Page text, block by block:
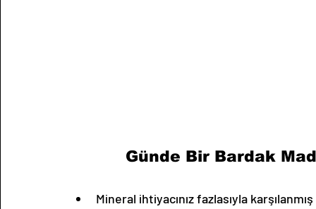
Günde Bir Bardak
Mineral ihtiyacınız fazlasıyla